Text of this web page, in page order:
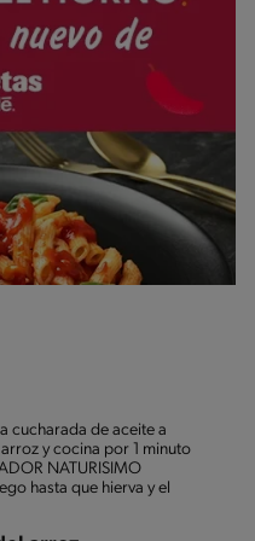
cucharada de aceite a
y cocina por 1 minuto
NATURISIMO
hasta que hierva y el